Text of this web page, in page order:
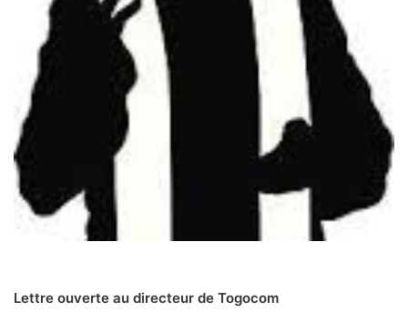
Lettre ouverte au directeur de Togocom